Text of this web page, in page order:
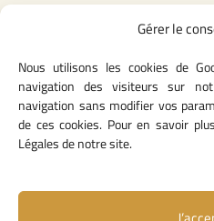
Gérer le
Nous utilisons les cookies de
navigation des visiteurs sur
navigation sans modifier vos
de ces cookies. Pour en savoir
Légales de notre site.
CGU
Mentions
Politique
Lien